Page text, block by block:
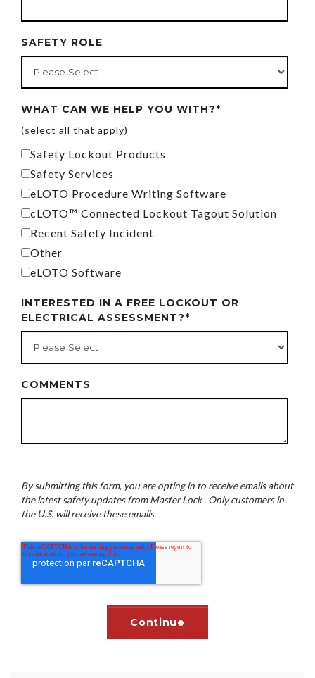
SAFETY ROLE
WHAT CAN WE HELP YOU WITH?*
(select all that apply)
Safety Lockout Products
Safety Services
eLOTO Procedure Writing Software
cLOTO™ Connected Lockout Tagout Solution
Recent Safety Incident
Other
eLOTO Software
INTERESTED IN A FREE LOCKOUT OR
ELECTRICAL ASSESSMENT?*
COMMENTS
By submitting this form, you are opting in to receive emails about
the latest safety updates from Master Lock . Only customers in
the U.S. will receive these emails.